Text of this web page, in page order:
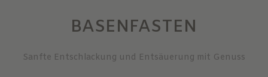
BASENFASTEN
Sanfte Entschlackung und Entsäuerung mit Genuss